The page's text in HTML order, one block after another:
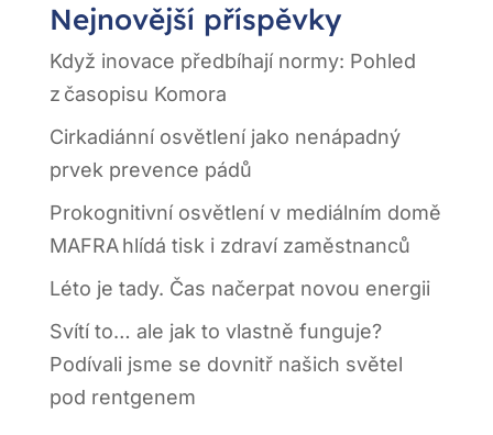
Nejnovější příspěvky
Když inovace předbíhají normy: Pohled
z časopisu Komora
Cirkadiánní osvětlení jako nenápadný
prvek prevence pádů
Prokognitivní osvětlení v mediálním domě
MAFRA hlídá tisk i zdraví zaměstnanců
Léto je tady. Čas načerpat novou energii
Svítí to… ale jak to vlastně funguje?
Podívali jsme se dovnitř našich světel
pod rentgenem